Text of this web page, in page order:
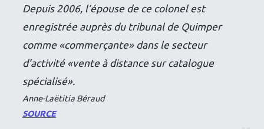
Depuis 2006, l’épouse de ce colonel est
enregistrée auprès du tribunal de Quimper
comme «commerçante» dans le secteur
d’activité «vente à distance sur catalogue
spécialisé».
Anne-Laëtitia Béraud
SOURCE